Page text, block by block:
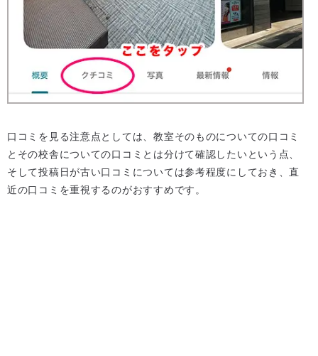
口コミを見る注意点としては、教室そのものについての口コミ
とその校舎についての口コミとは分けて確認したいという点、
そして投稿日が古い口コミについては参考程度にしておき、直
近の口コミを重視するのがおすすめです。